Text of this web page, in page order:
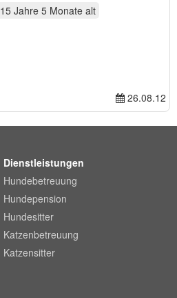
15 Jahre 5 Monate alt
26.08.12
Dienstleistungen
Hundebetreuung
Hundepension
Hundesitter
Katzenbetreuung
Katzensitter